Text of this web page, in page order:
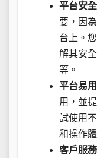
平台安全
要，因
台上。
解其安
等。
平台易用
用，並
試使用
和操作體
客戶服務